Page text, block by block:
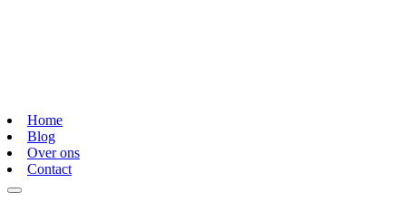
Home
Blog
Over ons
Contact